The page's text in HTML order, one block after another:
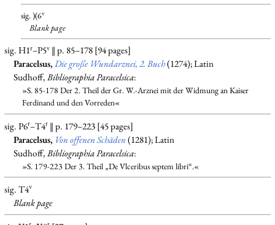
sig. )(6v
Blankpage
sig. H1r–P5v‖ p. 85–178 [94 pages]
Paracelsus,Die große Wundarznei, 2. Buch(1274); Latin
Sudhoff,Bibliographia Paracelsica:
»S. 85-178 Der 2. Theil der Gr. W.-Arznei mit der Widmung an Kaiser
Ferdinand und den Vorreden«
sig. P6r–T4r‖ p. 179–223 [45 pages]
Paracelsus, Von offenen Schäden(1281); Latin
Sudhoff,Bibliographia Paracelsica:
»S. 179-223 Der 3. Theil „De Vlceribus septem libri“.«
sig. T4v
Blankpage